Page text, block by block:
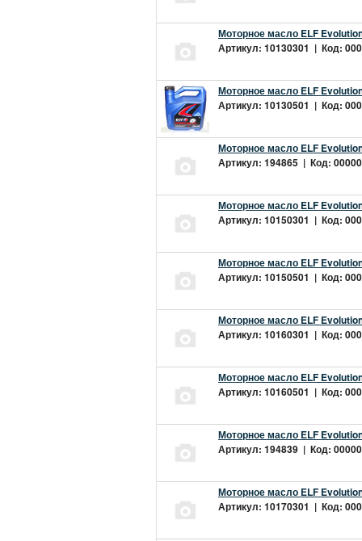
Моторное масло ELF
Артикул: 10130301 | Код:
Моторное масло ELF
Артикул: 10130501 | Код:
Моторное масло ELF
Артикул: 194865 | Код:
Моторное масло ELF
Артикул: 10150301 | Код:
Моторное масло ELF
Артикул: 10150501 | Код:
Моторное масло ELF
Артикул: 10160301 | Код:
Моторное масло ELF
Артикул: 10160501 | Код:
Моторное масло ELF
Артикул: 194839 | Код:
Моторное масло ELF
Артикул: 10170301 | Код: